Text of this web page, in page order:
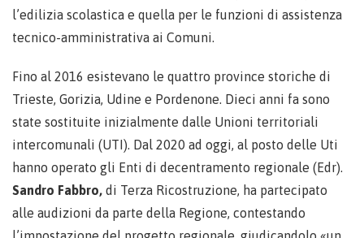
l’edilizia scolastica e quella per le funzioni di assistenza
tecnico-amministrativa ai Comuni.
Fino al 2016 esistevano le quattro province storiche di
Trieste, Gorizia, Udine e Pordenone. Dieci anni fa sono
state sostituite inizialmente dalle Unioni territoriali
intercomunali (UTI). Dal 2020 ad oggi, al posto delle Uti
hanno operato gli Enti di decentramento regionale (Edr).
Sandro Fabbro, di Terza Ricostruzione, ha partecipato
alle audizioni da parte della Regione, contestando